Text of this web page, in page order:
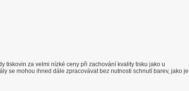
tiskovin za velmi nízké ceny při zachování kvality tisku jako u
se mohou ihned dále zpracovávat bez nutnosti schnutí barev, jako je